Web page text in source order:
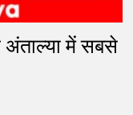
में सबसे